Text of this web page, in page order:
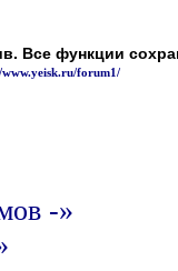
Все функции
forum1/
-»